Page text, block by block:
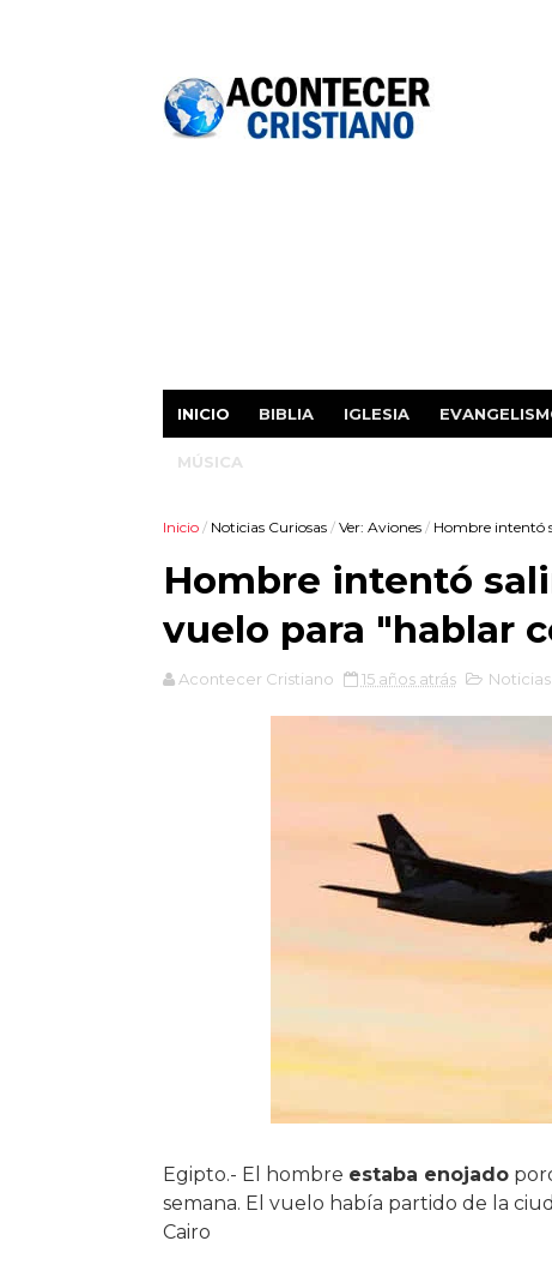
INICIO BIBLIA IGLESIA
MÚSICA
Inicio / Noticias Curiosas / Ver: Aviones / Hombre intentó
Hombre intentó
vuelo para "hablar
Acontecer Cristiano 15 años atrás
Egipto.- El hombre estaba enojado
semana. El vuelo había partido de la
Cairo